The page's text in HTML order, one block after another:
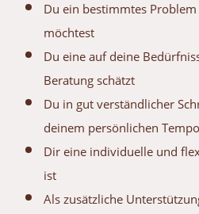
Du ein bestimmtes Problem
möchtest
Du eine auf deine
Beratung schätzt
Du in gut verständlicher
deinem persönlichen
Dir eine individuelle und
ist
Als zusätzliche